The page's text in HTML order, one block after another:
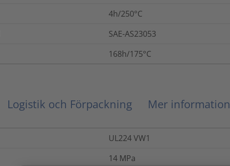
4h/250°C
SAE-AS23053
168h/175°C
Logistik och Förpackning Mer information
UL224 VW1
14 MPa